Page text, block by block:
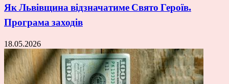
Як Львівщина відзначатиме Свято Героїв.
Програма заходів
18.05.2026